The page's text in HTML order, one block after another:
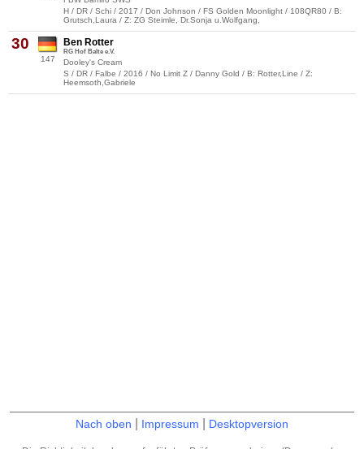
H / DR / Schi / 2017 / Don Johnson / FS Golden Moonlight / 108QR80 / B:
Grutsch,Laura / Z: ZG Steimle, Dr.Sonja u.Wolfgang,
30
147
Ben Rotter
RG Hof Balte e.V.
Dooley's Cream
S / DR / Falbe / 2016 / No Limit Z / Danny Gold / B: Rotter,Line / Z:
Heemsoth,Gabriele
Nach oben Impressum Desktopversion